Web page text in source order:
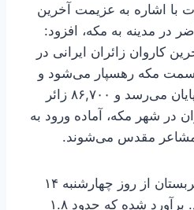
با اشاره به عزیمت آخرین
در مدینه به مکه، افزود:
آخرین کاروان زائران ایرانی در
سمت مکه رهسپار می‌شود و
عملیات «مدینه قبل» به پایان می‌رسد و ۸۶,۷۰۰ زائر
در قالب ۵۸۵ کاروان در شهر مکه، آماده ورود به
مشاعر مقدس می‌شوند.
مناسک حج طبق اعلام عربستان از روز چهارشنبه ۱۴
خردادماه آغاز خواهد شد. برآورد شده که حدود ۱.۸